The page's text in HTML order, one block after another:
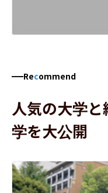
Recommend
人気の大学
学を大公開